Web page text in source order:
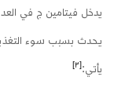
يدخل فيتامين ج في
يأتي:[٣]